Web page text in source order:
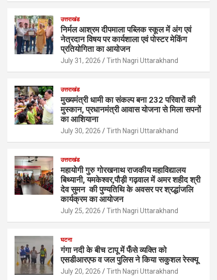
उत्तराखंड
निर्मल आश्रम दीपमाला पब्लिक स्कूल में अंग एवं
नेत्रदान विषय पर कार्यशाला एवं पोस्टर मेकिंग
प्रतियोगिता का आयोजन
July 31, 2026 Tirth Nagri Uttarakhand
उत्तराखंड
मुख्यमंत्री धामी का संकल्प बना 232 परिवारों की
मुस्कान, प्रधानमंत्री आवास योजना से मिला सपनों
का आशियाना
July 30, 2026 Tirth Nagri Uttarakhand
उत्तराखंड
महायोगी गुरु गोरखनाथ राजकीय महाविद्यालय
बिथ्यानी, यमकेश्वर,पौड़ी गढ़वाल में अमर शहीद श्री
देव सुमन की पुण्यतिथि के अवसर पर श्रद्धांजलि
कार्यक्रम का आयोजन
July 25, 2026 Tirth Nagri Uttarakhand
घटना
गंगा नदी के बीच टापू में फँसे व्यक्ति को
एसडीआरएफ व जल पुलिस ने किया सकुशल रेस्क्यू
July 20, 2026 Tirth Nagri Uttarakhand